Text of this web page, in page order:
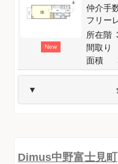
New
仲介手
フリー
所在階
間取り
面積
Dimus中野富士見町